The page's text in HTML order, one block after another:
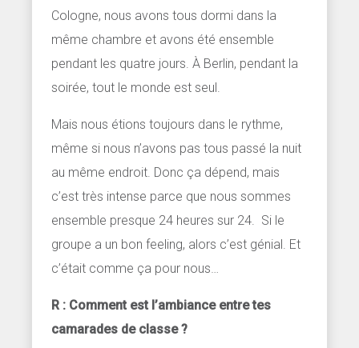
Cologne, nous avons tous dormi dans la
même chambre et avons été ensemble
pendant les quatre jours. À Berlin, pendant la
soirée, tout le monde est seul.
Mais nous étions toujours dans le rythme,
même si nous n’avons pas tous passé la nuit
au même endroit. Donc ça dépend, mais
c’est très intense parce que nous sommes
ensemble presque 24 heures sur 24. Si le
groupe a un bon feeling, alors c’est génial. Et
c’était comme ça pour nous…
R : Comment est l’ambiance entre tes
camarades de classe ?